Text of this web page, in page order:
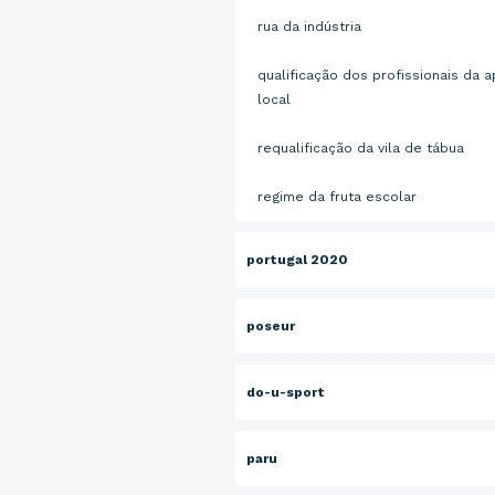
rua da indústria
qualificação dos profissionais da
local
requalificação da vila de tábua
regime da fruta escolar
portugal 2020
poseur
do-u-sport
paru